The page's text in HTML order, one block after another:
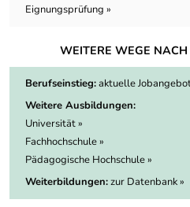
Eignungsprüfung »
WEITERE WEGE
Berufseinstieg:aktuelle
Weitere Ausbildungen:
Universität »
Fachhochschule »
Pädagogische Hochschule »
Weiterbildungen:zur Datenbank »